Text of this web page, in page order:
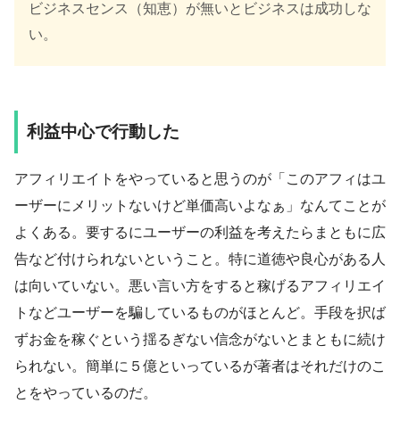
ビジネスセンス（知恵）が無いとビジネスは成功しな
い。
利益中心で行動した
アフィリエイトをやっていると思うのが「このアフィはユ
ーザーにメリットないけど単価高いよなぁ」なんてことが
よくある。要するにユーザーの利益を考えたらまともに広
告など付けられないということ。特に道徳や良心がある人
は向いていない。悪い言い方をすると稼げるアフィリエイ
トなどユーザーを騙しているものがほとんど。手段を択ば
ずお金を稼ぐという揺るぎない信念がないとまともに続け
られない。簡単に５億といっているが著者はそれだけのこ
とをやっているのだ。